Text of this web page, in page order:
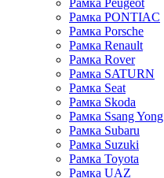
Рамка Peugeot
Рамка PONTIAC
Рамка Porsche
Рамка Renault
Рамка Rover
Рамка SATURN
Рамка Seat
Рамка Skoda
Рамка Ssang Yong
Рамка Subaru
Рамка Suzuki
Рамка Toyota
Рамка UAZ